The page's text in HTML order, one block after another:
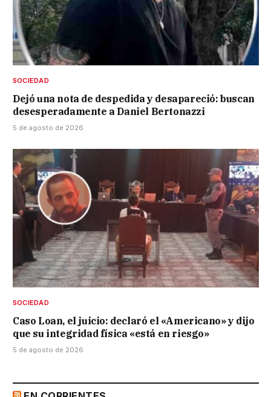
SOCIEDAD
Dejó una nota de despedida y desapareció: buscan
desesperadamente a Daniel Bertonazzi
5 de agosto de 2026
SOCIEDAD
Caso Loan, el juicio: declaró el «Americano» y dijo
que su integridad física «está en riesgo»
5 de agosto de 2026